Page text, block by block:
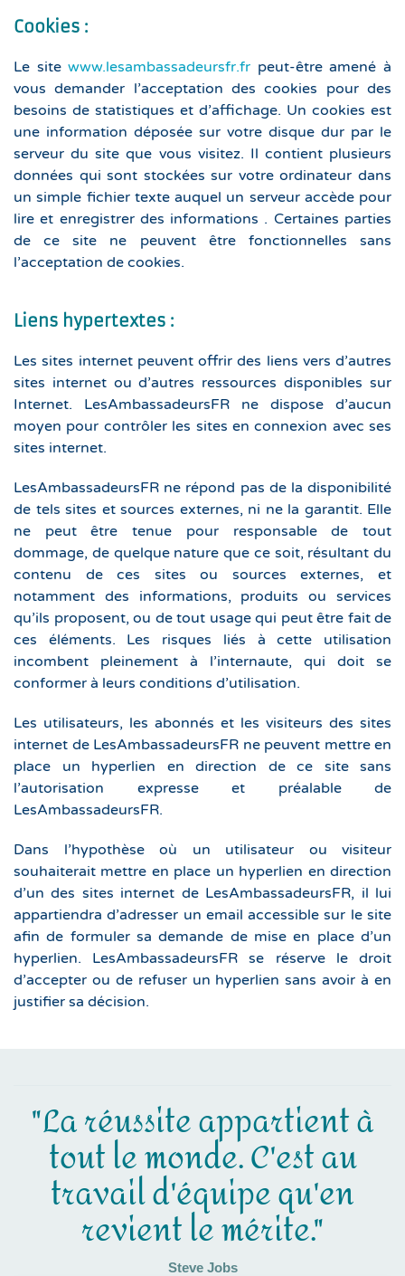
Cookies :
Le sitewww.lesambassadeursfr.fr peut-être amené à
vous demander l’acceptation des cookies pour des
besoins de statistiques et d’affichage. Un cookies est
une information déposée sur votre disque dur par le
serveur du site que vous visitez. Il contient plusieurs
données qui sont stockées sur votre ordinateur dans
un simple fichier texte auquel un serveur accède pour
lire et enregistrer des informations . Certaines parties
de ce site ne peuvent être fonctionnelles sans
l’acceptation de cookies.
Liens hypertextes :
Les sites internet peuvent offrir des liens vers d’autres
sites internet ou d’autres ressources disponibles sur
Internet. LesAmbassadeursFR ne dispose d’aucun
moyen pour contrôler les sites en connexion avec ses
sites internet.
LesAmbassadeursFR ne répond pas de la disponibilité
de tels sites et sources externes, ni ne la garantit. Elle
ne peut être tenue pour responsable de tout
dommage, de quelque nature que ce soit, résultant du
contenu de ces sites ou sources externes, et
notamment des informations, produits ou services
qu’ils proposent, ou de tout usage qui peut être fait de
ces éléments. Les risques liés à cette utilisation
incombent pleinement à l’internaute, qui doit se
conformer à leurs conditions d’utilisation.
Les utilisateurs, les abonnés et les visiteurs des sites
internet de LesAmbassadeursFR ne peuvent mettre en
place un hyperlien en direction de ce site sans
l’autorisation expresse et préalable de
LesAmbassadeursFR.
Dans l’hypothèse où un utilisateur ou visiteur
souhaiterait mettre en place un hyperlien en direction
d’un des sites internet de LesAmbassadeursFR, il lui
appartiendra d’adresser un email accessible sur le site
afin de formuler sa demande de mise en place d’un
hyperlien. LesAmbassadeursFR se réserve le droit
d’accepter ou de refuser un hyperlien sans avoir à en
justifier sa décision.
"La réussite appartient à
tout le monde. C'est au
travail d'équipe qu'en
revient le mérite."
Steve Jobs